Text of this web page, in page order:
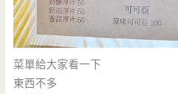
菜單給大家看一下
東西不多